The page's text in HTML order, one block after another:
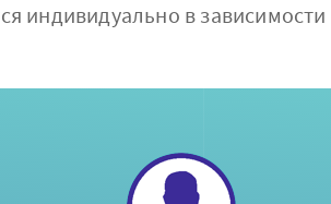
индивидуально в